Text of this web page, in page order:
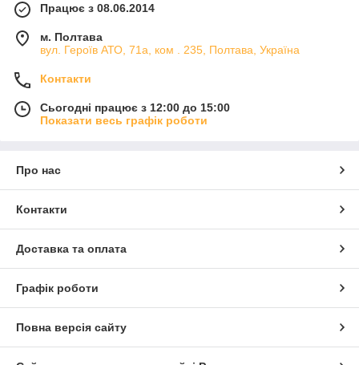
Працює з 08.06.2014
м. Полтава
вул. Героїв АТО, 71а, ком . 235, Полтава, Україна
Контакти
Сьогодні працює з 12:00 до 15:00
Показати весь графік роботи
Про нас
Контакти
Доставка та оплата
Графік роботи
Повна версія сайту